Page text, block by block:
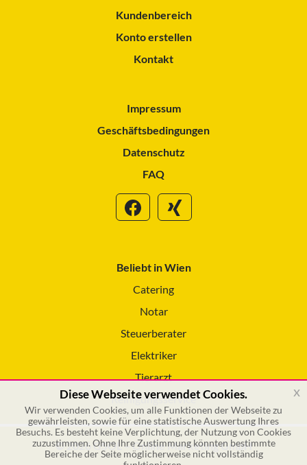
Kundenbereich
Konto erstellen
Kontakt
Impressum
Geschäftsbedingungen
Datenschutz
FAQ
Beliebt in Wien
Catering
Notar
Steuerberater
Elektriker
Tierarzt
Reinigungsservice
© 2026 GSOL – Online Marketing GmbH
Diese Webseite verwendet Cookies.
Wir verwenden Cookies, um alle Funktionen der Webseite zu
gewährleisten, sowie für eine statistische Auswertung Ihres
Besuchs. Es besteht keine Verplichtung, der Nutzung von Cookies
zuzustimmen. Ohne Ihre Zustimmung könnten bestimmte
Bereiche der Seite möglicherweise nicht vollständig
x